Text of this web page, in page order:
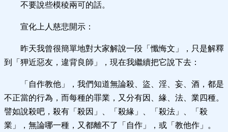
不要說些模稜兩可的話。
宣化上人慈悲開示：
昨天我曾很簡單地對大家解說一段「懺悔文」，只是解釋
到「狎近惡友，違背良師」，現在我繼續把它說下去：
「自作教他」，我們知道無論殺、盜、淫、妄、酒，都是
不正當的行為，而每種的罪業，又分有因、緣、法、業四種。
譬如說殺吧，殺有「殺因」、「殺緣」、「殺法」、「殺
業」，無論哪一種，又都離不了「自作」，或「教他作」。